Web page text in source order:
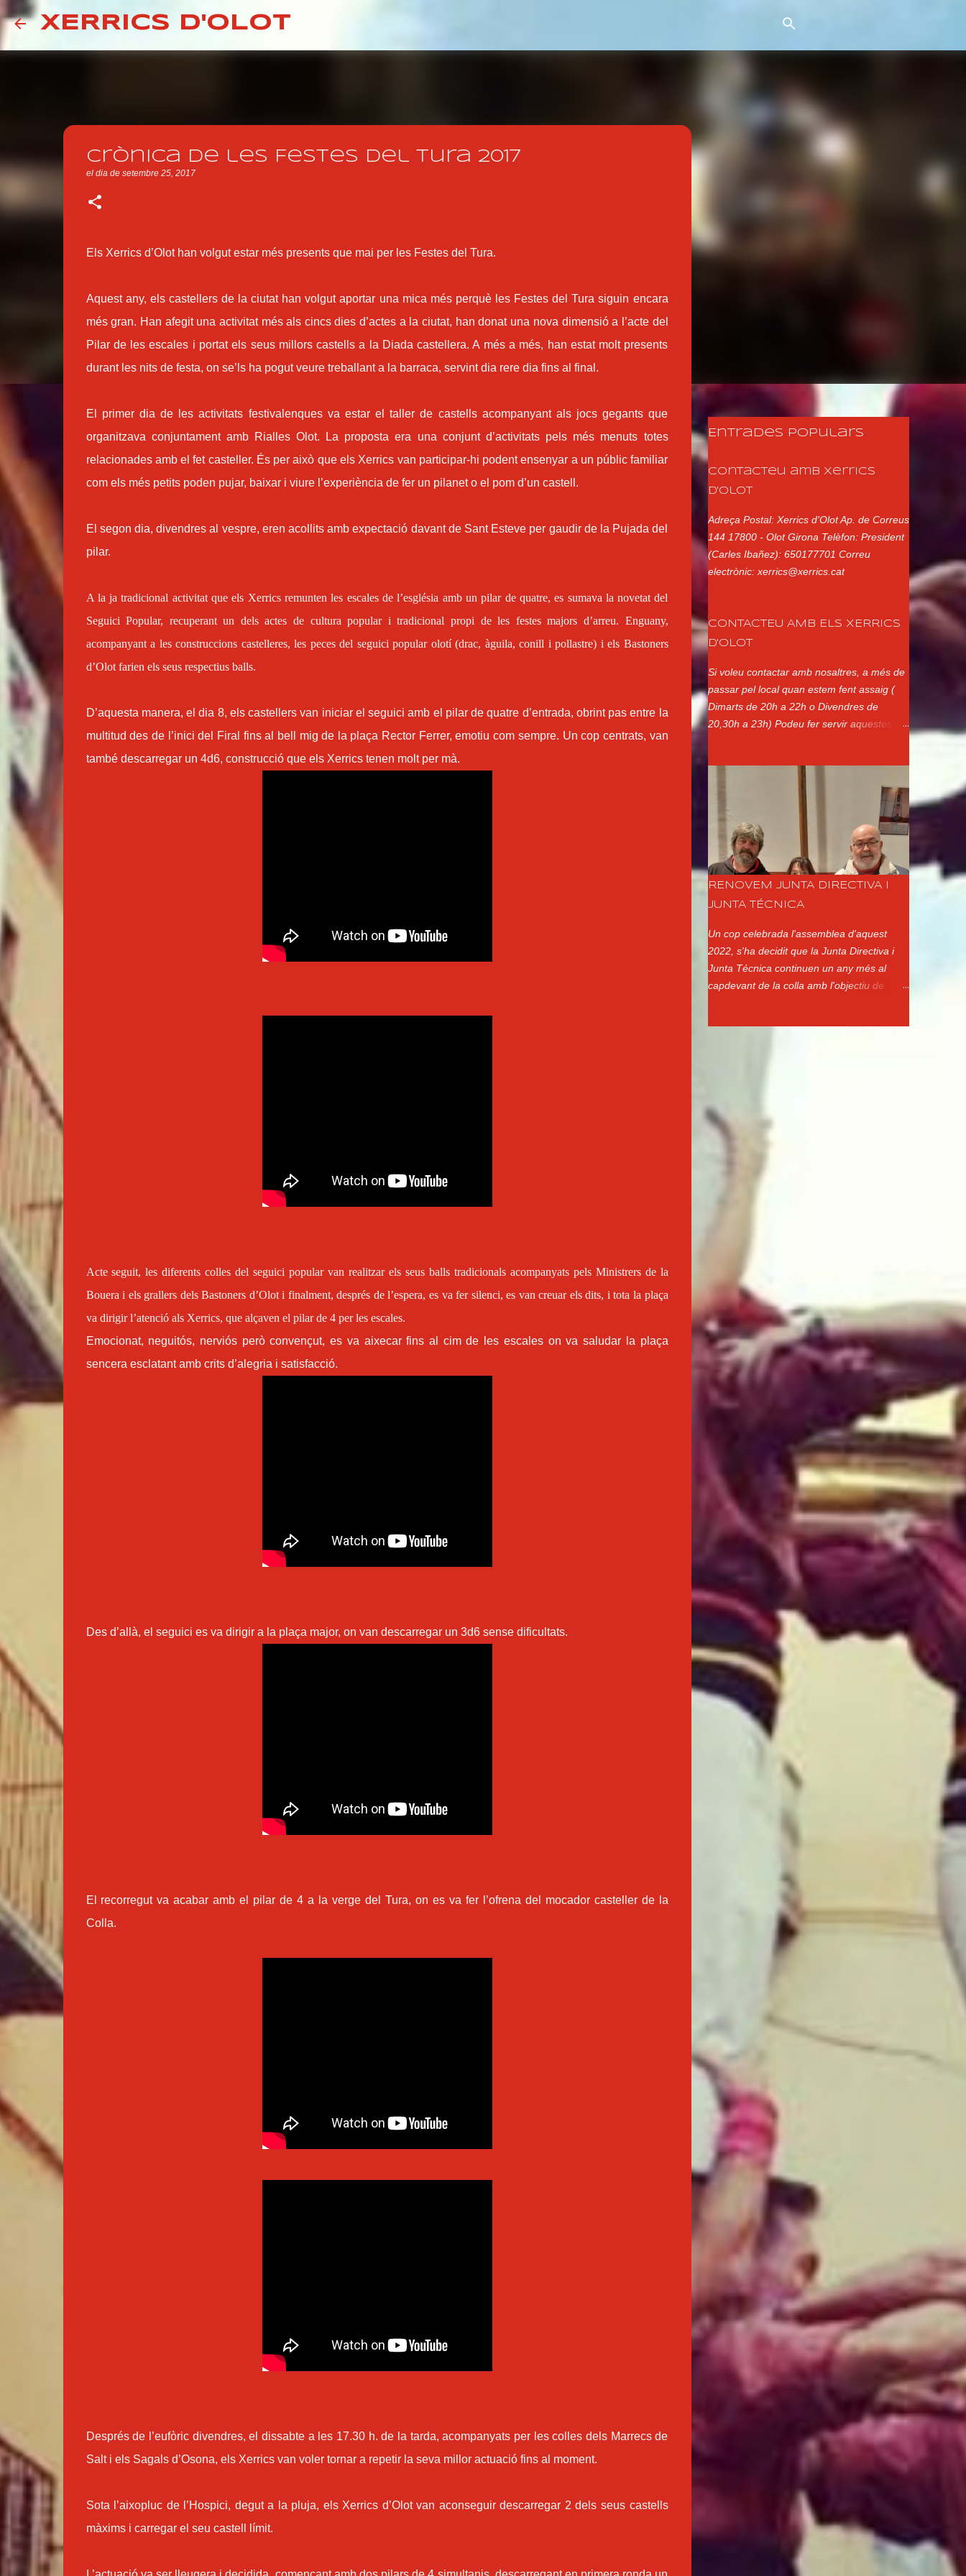
XERRICS D'OLOT
Crònica de les Festes del Tura 2017
el dia de setembre 25, 2017
Els Xerrics d’Olot han volgut estar més presents que mai per les Festes del Tura.
Aquest any, els castellers de la ciutat han volgut aportar una mica més perquè les Festes del Tura siguin encara
més gran. Han afegit una activitat més als cincs dies d’actes a la ciutat, han donat una nova dimensió a l’acte del
Pilar de les escales i portat els seus millors castells a la Diada castellera. A més a més, han estat molt presents
durant les nits de festa, on se’ls ha pogut veure treballant a la barraca, servint dia rere dia fins al final.
El primer dia de les activitats festivalenques va estar el taller de castells acompanyant als jocs gegants que
organitzava conjuntament amb Rialles Olot. La proposta era una conjunt d’activitats pels més menuts totes
relacionades amb el fet casteller. És per això que els Xerrics van participar-hi podent ensenyar a un públic familiar
com els més petits poden pujar, baixar i viure l’experiència de fer un pilanet o el pom d’un castell.
El segon dia, divendres al vespre, eren acollits amb expectació davant de Sant Esteve per gaudir de la Pujada del
pilar.
A la ja tradicional activitat que els Xerrics remunten les escales de l’església amb un pilar de quatre, es sumava la novetat del
Seguici Popular, recuperant un dels actes de cultura popular i tradicional propi de les festes majors d’arreu. Enguany,
acompanyant a les construccions castelleres, les peces del seguici popular olotí (drac, àguila, conill i pollastre) i els Bastoners
d’Olot farien els seus respectius balls.
D’aquesta manera, el dia 8, els castellers van iniciar el seguici amb el pilar de quatre d’entrada, obrint pas entre la
multitud des de l’inici del Firal fins al bell mig de la plaça Rector Ferrer, emotiu com sempre. Un cop centrats, van
també descarregar un 4d6, construcció que els Xerrics tenen molt per mà.
Acte seguit, les diferents colles del seguici popular van realitzar els seus balls tradicionals acompanyats pels Ministrers de la
Bouera i els grallers dels Bastoners d’Olot i finalment, després de l’espera, es va fer silenci, es van creuar els dits, i tota la plaça
va dirigir l’atenció als Xerrics, que alçaven el pilar de 4 per les escales.
Emocionat, neguitós, nerviós però convençut, es va aixecar fins al cim de les escales on va saludar la plaça
sencera esclatant amb crits d’alegria i satisfacció.
Des d’allà, el seguici es va dirigir a la plaça major, on van descarregar un 3d6 sense dificultats.
El recorregut va acabar amb el pilar de 4 a la verge del Tura, on es va fer l’ofrena del mocador casteller de la
Colla.
Després de l’eufòric divendres, el dissabte a les 17.30 h. de la tarda, acompanyats per les colles dels Marrecs de
Salt i els Sagals d’Osona, els Xerrics van voler tornar a repetir la seva millor actuació fins al moment.
Sota l’aixopluc de l’Hospici, degut a la pluja, els Xerrics d’Olot van aconseguir descarregar 2 dels seus castells
màxims i carregar el seu castell límit.
Entrades populars
Contacteu amb Xerrics
d'Olot
Adreça Postal: Xerrics d'Olot Ap. de Correus
144 17800 - Olot Girona Telèfon: President
(Carles Ibañez): 650177701 Correu
electrònic: xerrics@xerrics.cat
CONTACTEU AMB ELS XERRICS
D'OLOT
Si voleu contactar amb nosaltres, a més de
passar pel local quan estem fent assaig (
Dimarts de 20h a 22h o Divendres de
20,30h a 23h) Podeu fer servir aquestes
Telèfon: Presidenta (Ester Ayats):
650177701 Correu electrònic:
xerrics@xerrics.cat Xarxes Socials:
@xerricsolot a Instagram Xerrics Olot a
Facebook @XerricsOlot a Twitter
RENOVEM JUNTA DIRECTIVA I
JUNTA TÉCNICA
Un cop celebrada l'assemblea d'aquest
2022, s'ha decidit que la Junta Directiva i
Junta Técnica continuen un any més al
capdevant de la colla amb l'objectiu de
PRESIDENTA Fina Teixidó PINYES Mark
Riera SECRETARIA Ester Ayats Lluís Font
TRESORERA Dolors Xifre Pere Simón